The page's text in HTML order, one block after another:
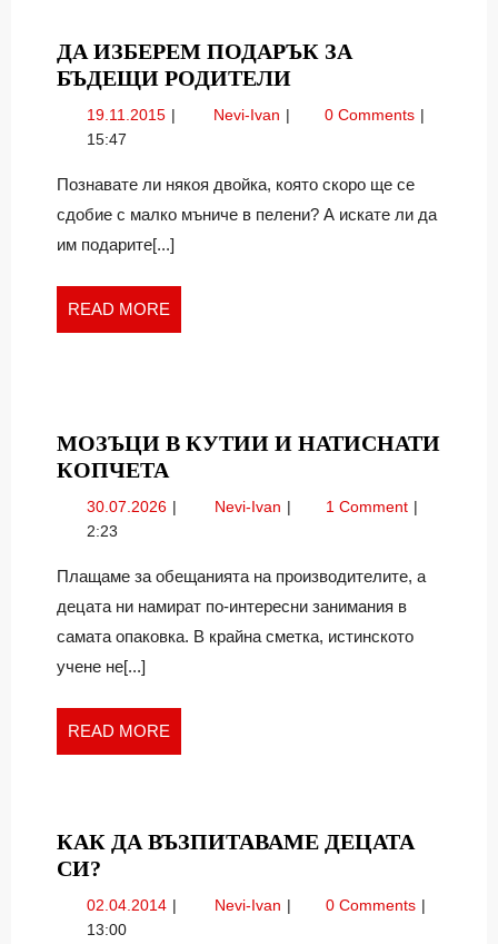
ДА ИЗБЕРЕМ ПОДАРЪК ЗА
БЪДЕЩИ РОДИТЕЛИДА
ИЗБЕРЕМ
БЪДЕЩИ
РОДИТЕЛИ
19.11.2015 19.11.2015Nevi-Ivan Да
за
бъдещи
0 Comments
15:47
Познавате ли някоя двойка, която скоро ще се
сдобие с малко мъниче в пелени? А искате ли да
им подарите[...]
READ MORE
MORE
МОЗЪЦИ В КУТИИ И НАТИСНАТИ
КОПЧЕТА
В
КУТИИ
НАТИСНАТИ
КОПЧЕТА
30.07.2026 30.07.2026Nevi-Ivan Мозъци
и
1 Comment
2:23
Плащаме за обещанията на производителите, а
децата ни намират по-интересни занимания в
самата опаковка. В крайна сметка, истинското
учене не[...]
READ MORE
MORE
КАК ДА ВЪЗПИТАВАМЕ ДЕЦАТА
СИ?
ДА
ВЪЗПИТАВАМЕ
02.04.2014 02.04.2014Nevi-Ivan Как
0 Comments
13:00